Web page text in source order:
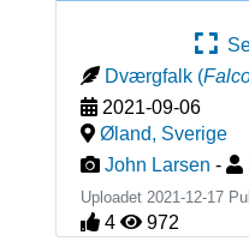
Dværgfalk (
2021-09-06
Øland, Sverige
John Larsen -
Uploadet 2021-12-17
4 972